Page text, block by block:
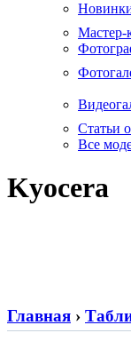
Мастер-
Статьи
Все
Kyocera
Главная ›